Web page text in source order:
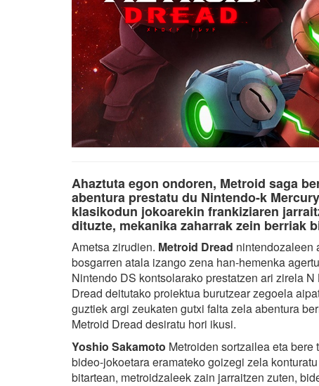
Ahaztuta egon ondoren, Metroid saga
abentura prestatu du Nintendo-k
klasikodun jokoarekin frankiziaren
dituzte, mekanika zaharrak zein berriak
Ametsa zirudien. Metroid Dread nintendozaleen
bosgarren atala izango zena han-hemenka
Nintendo DS kontsolarako prestatzen ari zirela
Dread deitutako proiektua burutzear zegoela
guztiek argi zeukaten gutxi falta zela abentura
Metroid Dread desiratu hori ikusi.
Yoshio Sakamoto Metroiden sortzailea eta
bideo-jokoetara eramateko goizegi zela
bitartean, metroidzaleek zain jarraitzen zuten,